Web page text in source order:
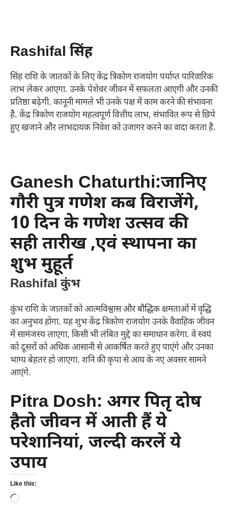
Rashifal सिंह
सिंह राशि के जातकों के लिए केंद्र त्रिकोण राजयोग पर्याप्त पारिवारिक
लाभ लेकर आएगा. उनके पेशेवर जीवन में सफलता आएगी और उनकी
प्रतिष्ठा बढ़ेगी. कानूनी मामले भी उनके पक्ष में काम करने की संभावना
है. केंद्र त्रिकोण राजयोग महत्वपूर्ण वित्तीय लाभ, संभावित रूप से छिपे
हुए खजाने और लाभदायक निवेश को उजागर करने का वादा करता है.
Ganesh Chaturthi:जानिए
गौरी पुत्र गणेश कब विराजेंगे,
10 दिन के गणेश उत्सव की
सही तारीख ,एवं स्थापना का
शुभ मुहूर्त
Rashifal कुंभ
कुंभ राशि के जातकों को आत्मविश्वास और बौद्धिक क्षमताओं में वृद्धि
का अनुभव होगा. यह शुभ केंद्र त्रिकोण राजयोग उनके वैवाहिक जीवन
में सामंजस्य लाएगा, किसी भी लंबित मुद्दे का समाधान करेगा. वे स्वयं
को दूसरों को अधिक आसानी से आकर्षित करते हुए पाएंगे और उनका
भाग्य बेहतर हो जाएगा. शनि की कृपा से आय के नए अवसर सामने
आएंगे.
Pitra Dosh: अगर पितृ दोष
हैतो जीवन में आती हैं ये
परेशानियां, जल्दी करलें ये
उपाय
Like this:
Loading…